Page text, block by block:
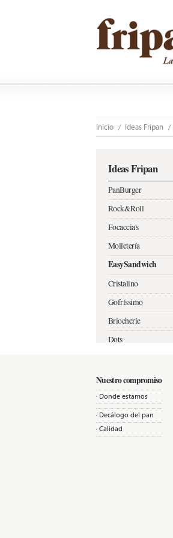
Inicio Ideas Fripan
Ideas Fripan
PanBurger
Rock&Roll
Focaccia's
Molletería
EasySandwich
Cristalino
Gofríssimo
Briocherie
Dots
Mangas y Bases
Nuestro compromiso
Donde estamos
Decálogo del pan
Calidad